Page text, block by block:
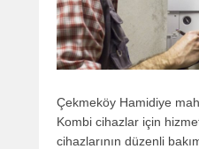
Çekmeköy Hamidiye
Kombi cihazlar için
cihazlarının düzenli